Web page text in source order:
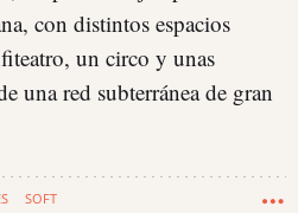
con distintos espacios
un circo y unas
una red subterránea de gran
SOFT